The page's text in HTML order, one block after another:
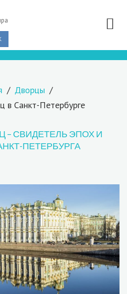
Дворцы
в Санкт-Петербурге
– СВИДЕТЕЛЬ ЭПОХ И
ПЕТЕРБУРГА